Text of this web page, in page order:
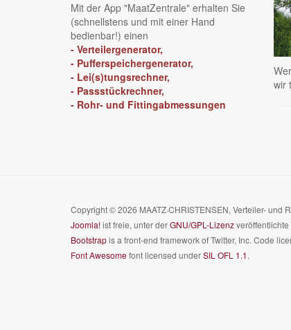
Mit der App "MaatZentrale" erhalten Sie
(schnellstens und mit einer Hand
bedienbar!) einen
- Verteilergenerator,
- Pufferspeichergenerator,
- Lei(s)tungsrechner,
- Passstückrechner,
- Rohr- und Fittingabmessungen
wir
Copyright © 2026 MAATZ·CHRISTENSEN, Verteiler-
Joomla!ist freie, unter derGNU/GPL-Lizenzveröffentlichte
Bootstrapis a front-end framework of Twitter, Inc. Code
Font Awesomefont licensed underSIL OFL 1.1.